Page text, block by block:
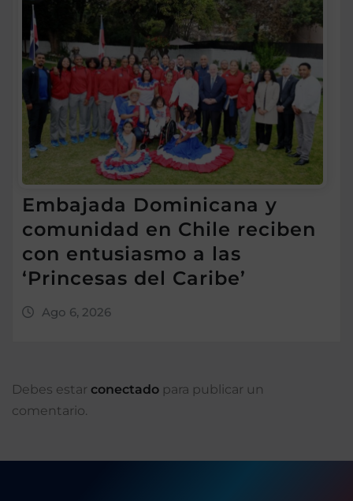
Embajada Dominicana y
comunidad en Chile reciben
con entusiasmo a las
‘Princesas del Caribe’
Ago 6, 2026
Debes estar conectado para publicar un
comentario.